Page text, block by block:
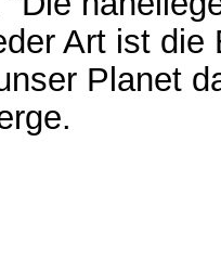
Art ist
Planet